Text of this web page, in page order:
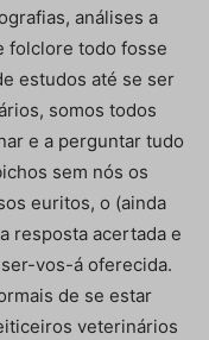
análises a
folclore todo fosse
estudos até se ser
somos todos
e a perguntar tudo
sem nós os
euritos, o (ainda
resposta acertada e
vos-á oferecida.
de se estar
veterinários